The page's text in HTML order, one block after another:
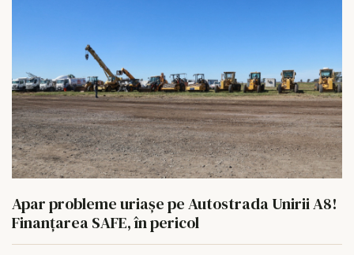
Apar probleme uriașe pe Autostrada Unirii A8!
Finanțarea SAFE, în pericol